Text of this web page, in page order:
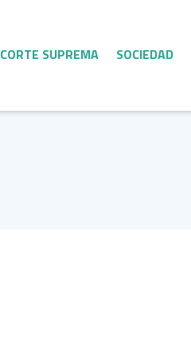
CORTE SUPREMA SOCIEDAD